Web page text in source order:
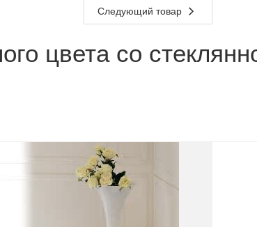
Следующий товар
цвета со